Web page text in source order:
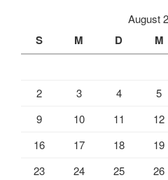
August
S M D M
2
3 4 5
9
10 11 12
16
17 18 19
23
24 25 26